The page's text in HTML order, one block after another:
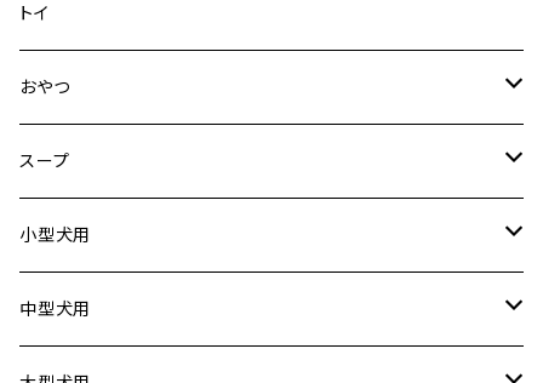
その他
カーシートアタッチメント
クリック
ドライブシートカバー
ドライブボックス
トイ
おやつ
犬用
猫用
スープ
犬用
猫用
小型犬用
リード
中型犬用